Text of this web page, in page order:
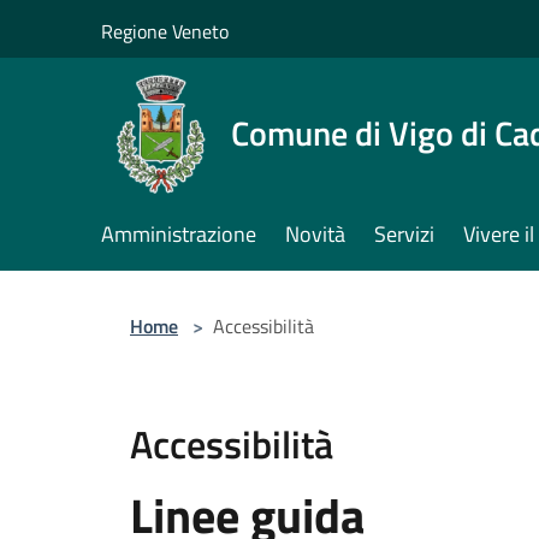
Regione Veneto
Comune di Vigo di
Amministrazione Novità Servizi Vivere
Home > Accessibilità
Accessibilità
Linee guida